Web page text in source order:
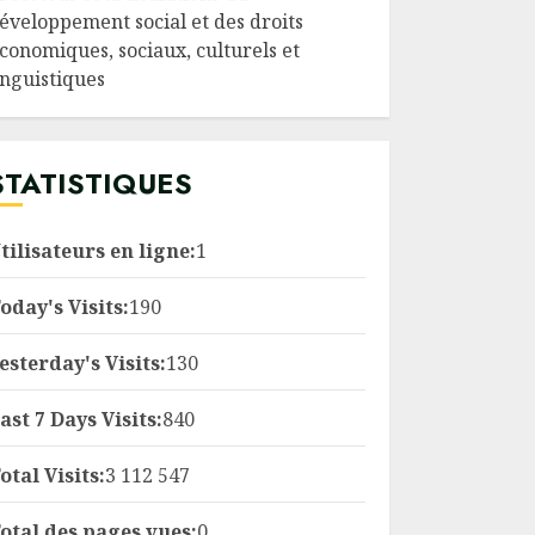
social et des droits
sociaux, culturels et
en ligne:1
Visits:190
Visits:130
7 Days Visits:840
Visits:3 112 547